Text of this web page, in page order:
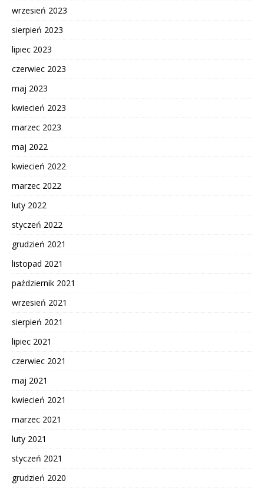
wrzesień 2023
sierpień 2023
lipiec 2023
czerwiec 2023
maj 2023
kwiecień 2023
marzec 2023
maj 2022
kwiecień 2022
marzec 2022
luty 2022
styczeń 2022
grudzień 2021
listopad 2021
październik 2021
wrzesień 2021
sierpień 2021
lipiec 2021
czerwiec 2021
maj 2021
kwiecień 2021
marzec 2021
luty 2021
styczeń 2021
grudzień 2020